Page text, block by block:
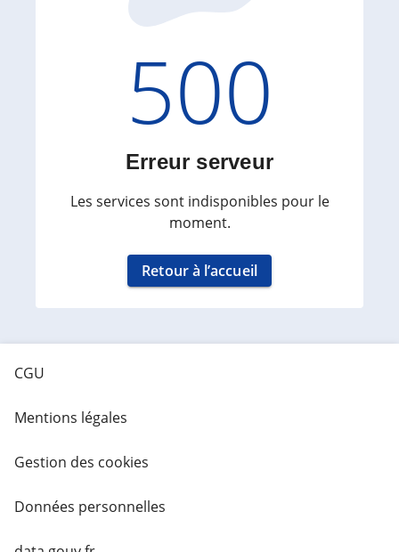
Code
500
Erreur serveur
Les services sont indisponibles pour le
moment.
Retour à l’accueil
CGU
Mentions légales
Gestion des cookies
Données personnelles